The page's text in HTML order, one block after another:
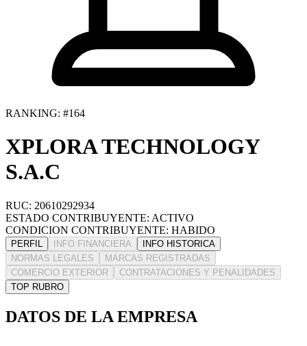
RANKING: #164
XPLORA TECHNOLOGY
S.A.C
RUC: 20610292934
ESTADO CONTRIBUYENTE: ACTIVO
CONDICION CONTRIBUYENTE: HABIDO
PERFIL INFO FINANCIERA
INFO HISTORICA
NORMAS LEGALES
MARCAS REGISTRADAS
COMERCIO EXTERIOR
CONTRATACIONES Y PENALIDADES
TOP RUBRO
DATOS DE LA EMPRESA